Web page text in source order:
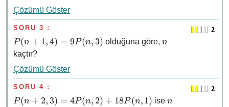
Çözümü Göster
SORU 3 :
P(n +
1, 4) =
P(n + 1,4) = 9P(n, 3) olduğuna göre,n
n
kaçtır?
Çözümü Göster
SORU 4 :
P(n +
P(n + 2,3) = 4P(n, 2) + 18P (n,1) isen
n